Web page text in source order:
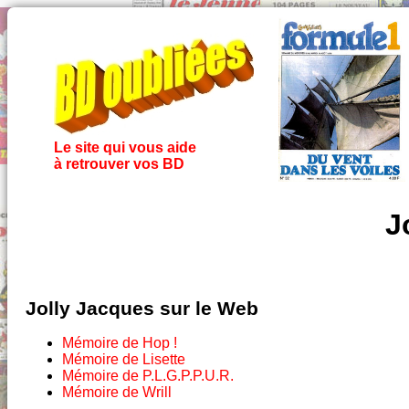
Le site qui vous aide
à retrouver vos BD
Jolly Jacques sur le Web
Mémoire de Hop !
Mémoire de Lisette
Mémoire de P.L.G.P.P.U.R.
Mémoire de Wrill